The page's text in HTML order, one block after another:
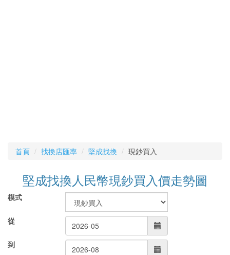
首頁 找換店匯率 堅成找換 現鈔買入
堅成找換人民幣現鈔買入價走勢圖
模式
從
到